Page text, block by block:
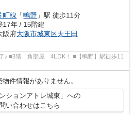
町線 「鴫野 」駅 徒歩11分
17年 / 15階建
阪府大阪市城東区天王田
♪ ■3階 角部屋 4LDK！ ■【鴫野】駅徒歩11
件情報がありません。
ンションアトレ城東」への
い合わせはこちら